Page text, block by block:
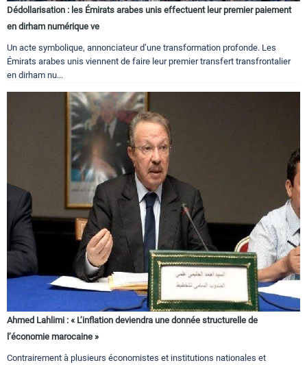
Dédollarisation : les Émirats arabes unis effectuent leur premier paiement
en dirham numérique ve
Un acte symbolique, annonciateur d’une transformation profonde. Les
Émirats arabes unis viennent de faire leur premier transfert transfrontalier
en dirham nu...
Ahmed Lahlimi : « L’inflation deviendra une donnée structurelle de
l’économie marocaine »
Contrairement à plusieurs économistes et institutions nationales et